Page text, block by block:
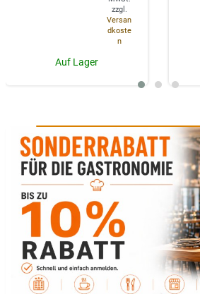
zzgl.
Versan
dkoste
n
Auf Lager